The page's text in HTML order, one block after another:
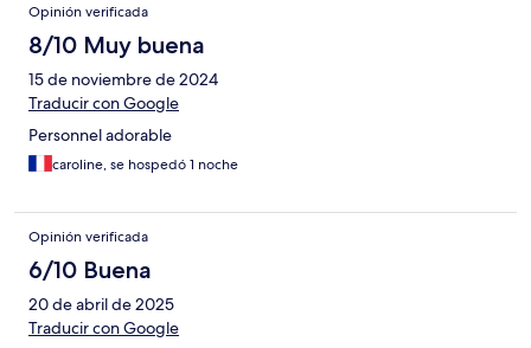
Opinión verificada
8/10 Muy buena
15 de noviembre de 2024
Traducir con Google
Personnel adorable
caroline, se hospedó 1 noche
Opinión verificada
6/10 Buena
20 de abril de 2025
Traducir con Google